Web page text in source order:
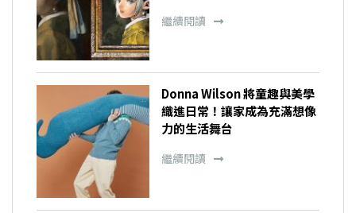
繼續閱讀
Donna Wilson 將童趣與美學
織進日常！讓家成為充滿想像
力的生活舞台
繼續閱讀